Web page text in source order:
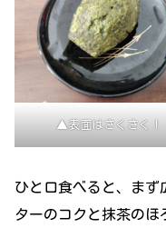
▲表面はさくさく！
ひと口食べると、ま
ターのコクと抹茶のほ